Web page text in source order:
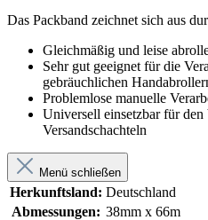
Das Packband zeichnet sich aus
Gleichmäßig und leise
Sehr gut geeignet für die
gebräuchlichen
Problemlose manuelle
Universell einsetzbar für
Versandschachteln
Menü schließen
Herkunftsland: Deutschland
Abmessungen: 38mm x 66m